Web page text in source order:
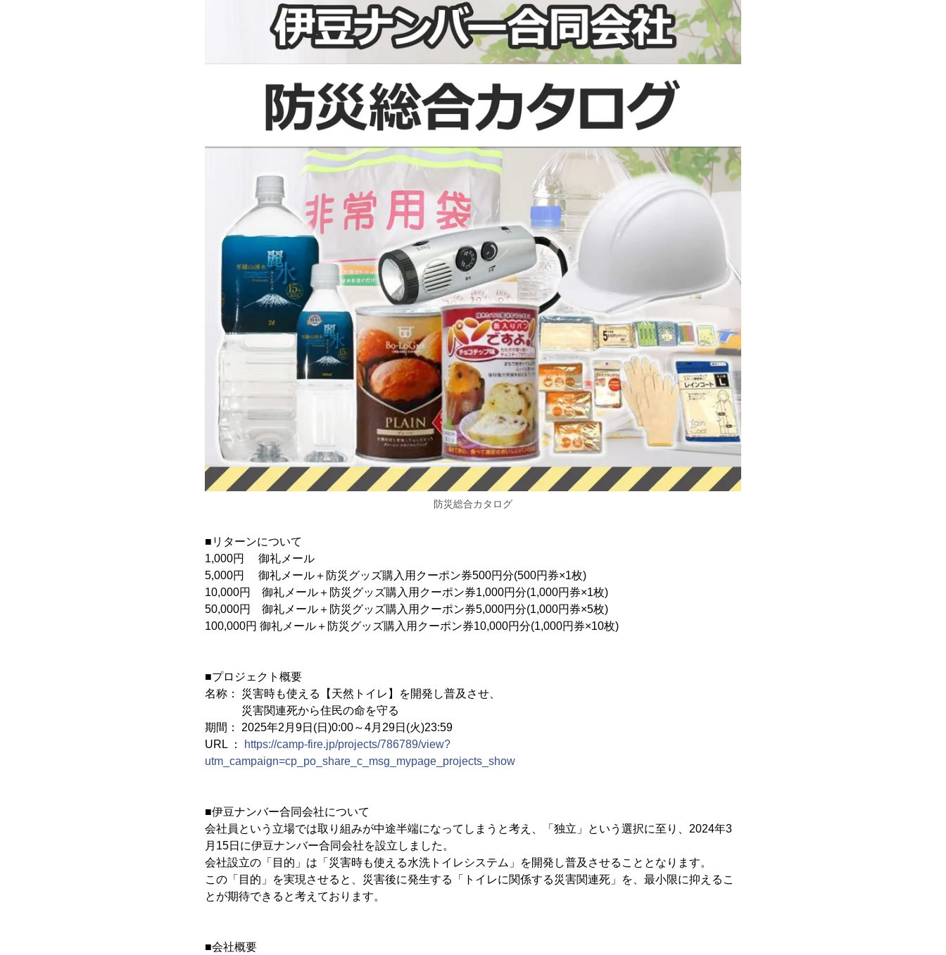
防災総合カタログ
■リターンについて
1,000円 御礼メール
5,000円 御礼メール＋防災グッズ購入用クーポン券500円分(500円券×1枚)
10,000円 御礼メール＋防災グッズ購入用クーポン券1,000円分(1,000円券×1枚)
50,000円 御礼メール＋防災グッズ購入用クーポン券5,000円分(1,000円券×5枚)
100,000円 御礼メール＋防災グッズ購入用クーポン券10,000円分(1,000円券×10枚)
■プロジェクト概要
名称： 災害時も使える【天然トイレ】を開発し普及させ、
災害関連死から住民の命を守る
期間： 2025年2月9日(日)0:00～4月29日(火)23:59
URL ：
https://camp-fire.jp/projects/786789/view?
utm_campaign=cp_po_share_c_msg_mypage_projects_show
■伊豆ナンバー合同会社について
会社員という立場では取り組みが中途半端になってしまうと考え、「独立」という選択に至り、2024年3
月15日に伊豆ナンバー合同会社を設立しました。
会社設立の「目的」は「災害時も使える水洗トイレシステム」を開発し普及させることとなります。
この「目的」を実現させると、災害後に発生する「トイレに関係する災害関連死」を、最小限に抑えるこ
とが期待できると考えております。
■会社概要